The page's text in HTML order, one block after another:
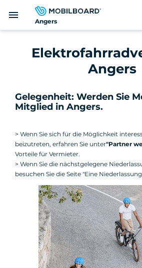
zum
Angers
menu
Angers
Gelegenheit: Werden Sie
Mitglied in Angers.
> Wenn Sie sich für die Möglichkeit
beizutreten, erfahren Sie unter"Partner
Vorteile für Vermieter.
> Wenn Sie die nächstgelegene
besuchen Sie die Seite "Eine